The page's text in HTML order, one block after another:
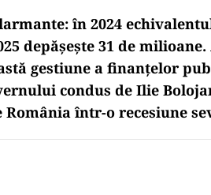
în 2024
depășește 31 de milioane.
gestiune a finanțelor
condus de Ilie
într-o recesiune